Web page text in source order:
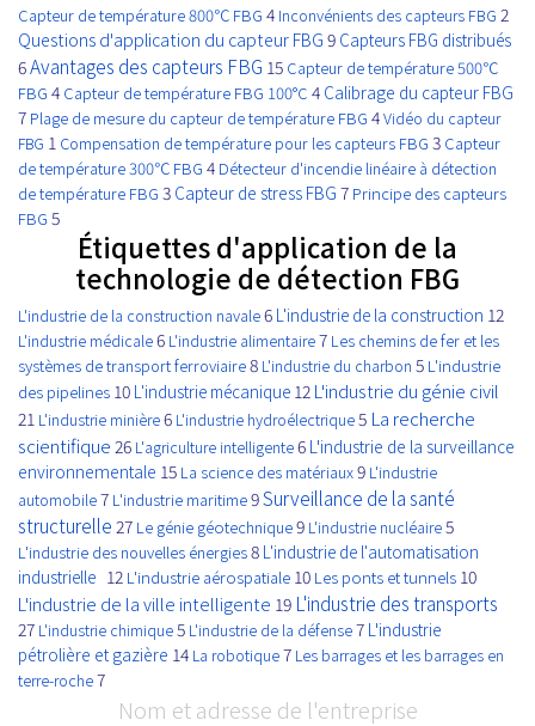
Capteur de température 800℃ FBG 4 Inconvénients des capteurs FBG 2
Questions d'application du capteur FBG 9 Capteurs FBG distribués
6Avantages des capteurs FBG 15 Capteur de température 500℃
FBG 4 Capteur de température FBG 100°C 4 Calibrage du capteur FBG
7 Plage de mesure du capteur de température FBG 4Vidéo du capteur
FBG 1 Compensation de température pour les capteurs FBG 3 Capteur
de température 300℃ FBG 4 Détecteur d'incendie linéaire à détection
de température FBG 3 Capteur de stress FBG 7 Principe des capteurs
FBG 5
Étiquettes d'application de la
technologie de détection FBG
L'industrie de la construction navale6 L'industrie de la construction 12
L'industrie médicale6 L'industrie alimentaire7 Les chemins de fer et les
systèmes de transport ferroviaire8 L'industrie du charbon 5 L'industrie
des pipelines 10 L'industrie mécanique 12 L'industrie du génie civil
21 L'industrie minière6 L'industrie hydroélectrique5 La recherche
scientifique 26 L'agriculture intelligente6 L'industrie de la surveillance
environnementale 15 La science des matériaux9 L'industrie
automobile7 L'industrie maritime9Surveillance de la santé
structurelle 27 Le génie géotechnique9 L'industrie nucléaire5
L'industrie des nouvelles énergies8 L'industrie de l'automatisation
industrielle 12 L'industrie aérospatiale 10 Les ponts et tunnels 10
L'industrie de la ville intelligente 19 L'industrie des transports
27 L'industrie chimique5 L'industrie de la défense7 L'industrie
pétrolière et gazière 14 La robotique7 Les barrages et les barrages en
terre-roche7
Nom et adresse de l'entreprise